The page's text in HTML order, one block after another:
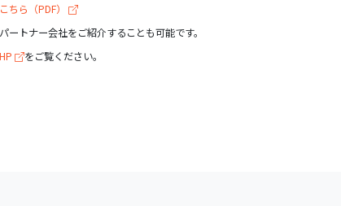
こちら（PDF）
トナー会社をご紹介することも可能です。
をご覧ください。